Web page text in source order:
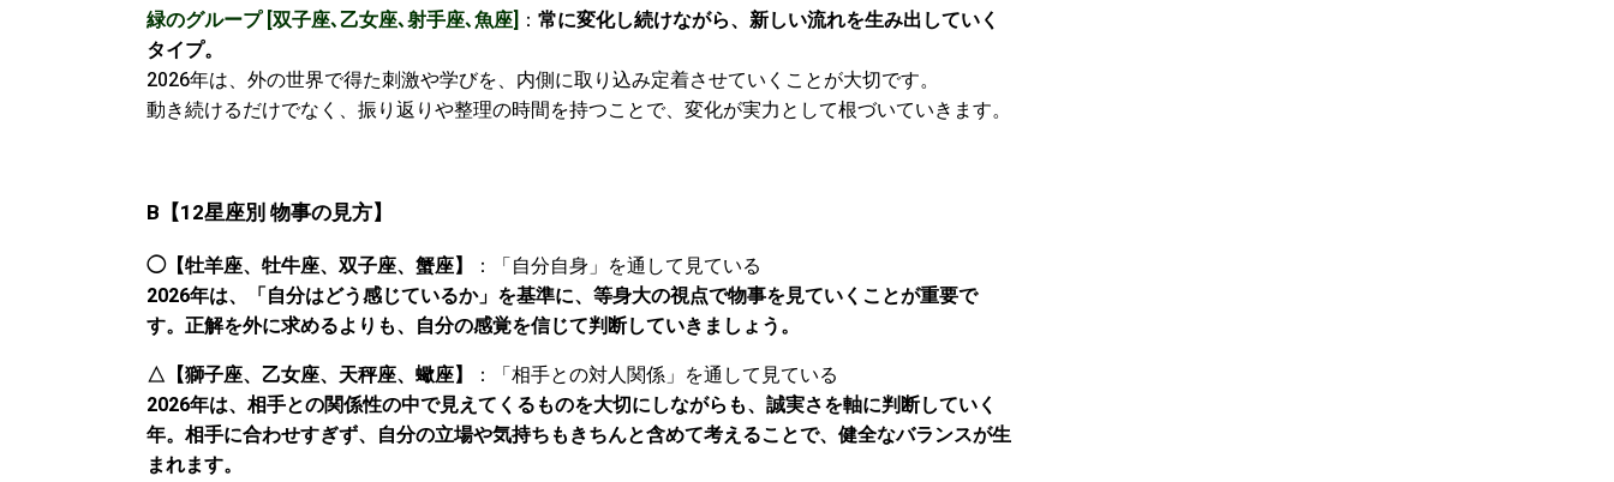
緑のグループ [双子座､乙女座､射手座､魚座] ： 常に変化し続けながら、新しい流れを生み出していく
タイプ。
2026年は、外の世界で得た刺激や学びを、内側に取り込み定着させていくことが大切です。
動き続けるだけでなく、振り返りや整理の時間を持つことで、変化が実力として根づいていきます。
B 【12星座別物事の見方】
◯【牡羊座、牡牛座、双子座、蟹座】
：「自分自身」を通して見ている
2026年は、「自分はどう感じているか」を基準に、等身大の視点で物事を見ていくことが重要で
す。正解を外に求めるよりも、自分の感覚を信じて判断していきましょう。
△【獅子座、乙女座、天秤座、蠍座】
：「相手との対人関係」を通して見ている
2026年は、相手との関係性の中で見えてくるものを大切にしながらも、誠実さを軸に判断していく
年。相手に合わせすぎず、自分の立場や気持ちもきちんと含めて考えることで、健全なバランスが生
まれます。